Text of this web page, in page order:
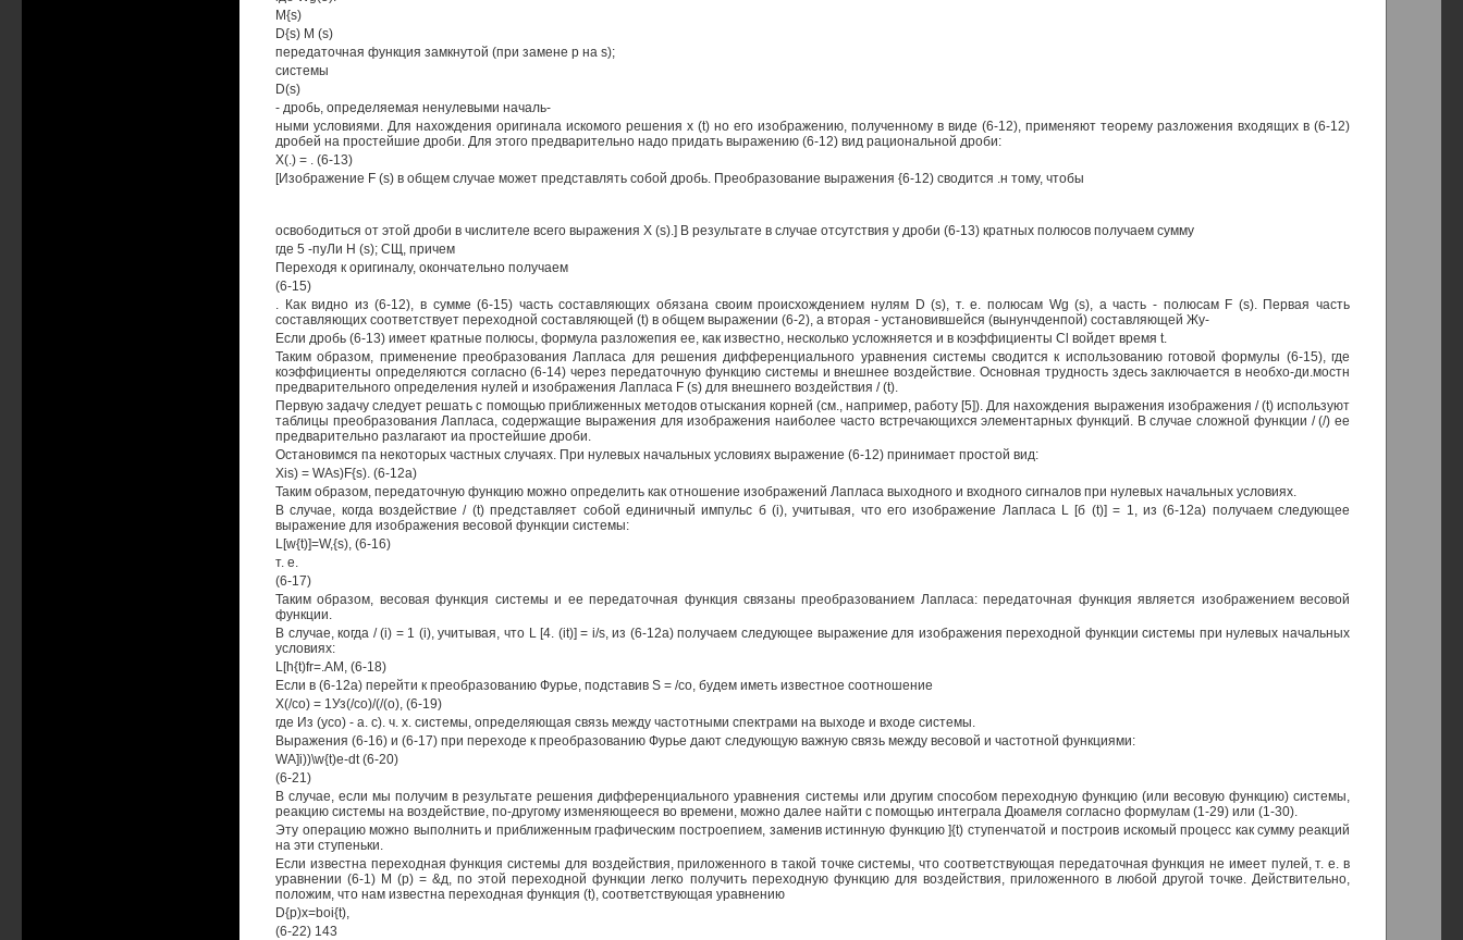
M{s)
D{s) M (s)
передаточная функция замкнутой (при замене р на s);
системы
D(s)
- дробь, определяемая ненулевыми началь-
ными условиями. Для нахождения оригинала искомого решения х (t) но его изображению, полученному в виде (6-12), применяют теорему разложения входящих в (6-12)
дробей на простейшие дроби. Для этого предварительно надо придать выражению (6-12) вид рациональной дроби:
Х(.) = . (6-13)
[Изображение F (s) в общем случае может представлять собой дробь. Преобразование выражения {6-12) сводится .н тому, чтобы
освободиться от этой дроби в числителе всего выражения X (s).] В результате в случае отсутствия у дроби (6-13) кратных полюсов получаем сумму
где 5 -пуЛи Н (s); СЩ, причем
Переходя к оригиналу, окончательно получаем
(6-15)
. Как видно из (6-12), в сумме (6-15) часть составляющих обязана своим происхождением нулям D (s), т. е. полюсам Wg (s), а часть - полюсам F (s). Первая часть
составляющих соответствует переходной составляющей (t) в общем выражении (6-2), а вторая - установившейся (вынунчденпой) составляющей Жу-
Если дробь (6-13) имеет кратные полюсы, формула разложепия ее, как известно, несколько усложняется и в коэффициенты Cl войдет время t.
Таким образом, применение преобразования Лапласа для решения дифференциального уравнения системы сводится к использованию готовой формулы (6-15), где
коэффициенты определяются согласно (6-14) через передаточную функцию системы и внешнее воздействие. Основная трудность здесь заключается в необхо-ди.мостн
предварительного определения нулей и изображения Лапласа F (s) для внешнего воздействия / (t).
Первую задачу следует решать с помощью приближенных методов отыскания корней (см., например, работу [5]). Для нахождения выражения изображения / (t) используют
таблицы преобразования Лапласа, содержащие выражения для изображения наиболее часто встречающихся элементарных функций. В случае сложной функции / (/) ее
предварительно разлагают иа простейшие дроби.
Остановимся па некоторых частных случаях. При нулевых начальных условиях выражение (6-12) принимает простой вид:
Xis) = WAs)F{s). (6-12а)
Таким образом, передаточную функцию можно определить как отношение изображений Лапласа выходного и входного сигналов при нулевых начальных условиях.
В случае, когда воздействие / (t) представляет собой единичный импульс б (i), учитывая, что его изображение Лапласа L [б (t)] = 1, из (6-12а) получаем следующее
выражение для изображения весовой функции системы:
L[w{t)]=W,{s), (6-16)
т. е.
(6-17)
Таким образом, весовая функция системы и ее передаточная функция связаны преобразованием Лапласа: передаточная функция является изображением весовой
функции.
В случае, когда / (i) = 1 (i), учитывая, что L [4. (it)] = i/s, из (6-12а) получаем следующее выражение для изображения переходной функции системы при нулевых начальных
условиях:
L[h{t)fr=.AM, (6-18)
Если в (6-12а) перейти к преобразованию Фурье, подставив S = /со, будем иметь известное соотношение
Х(/со) = 1Уз(/со)/(/(о), (6-19)
где Из (усо) - а. с). ч. х. системы, определяющая связь между частотными спектрами на выходе и входе системы.
Выражения (6-16) и (6-17) при переходе к преобразованию Фурье дают следующую важную связь между весовой и частотной функциями:
WA]i))\w{t)e-dt (6-20)
(6-21)
В случае, если мы получим в результате решения дифференциального уравнения системы или другим способом переходную функцию (или весовую функцию) системы,
реакцию системы на воздействие, по-другому изменяющееся во времени, можно далее найти с помощью интеграла Дюамеля согласно формулам (1-29) или (1-30).
Эту операцию можно выполнить и приближенным графическим построепием, заменив истинную функцию ]{t) ступенчатой и построив искомый процесс как сумму реакций
на эти ступеньки.
Если известна переходная функция системы для воздействия, приложенного в такой точке системы, что соответствующая передаточная функция не имеет пулей, т. е. в
уравнении (6-1) М (р) = &д, по этой переходной функции легко получить переходную функцию для воздействия, приложенного в любой другой точке. Действительно,
положим, что нам известна переходная функция (t), соответствующая уравнению
D{p)x=boi{t),
(6-22) 143